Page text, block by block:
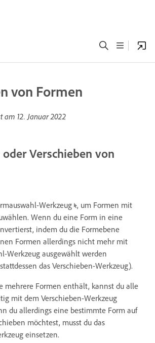
von Formen
am 12. Januar 2022
Verschieben von
Werkzeug , um Formen mit
Wenn du eine Form in eine
indem du die Formebene
Formen allerdings nicht mehr mit
Werkzeug ausgewählt werden
das Verschieben-Werkzeug).
mehrere Formen enthält, kannst du alle
mit dem Verschieben-Werkzeug
du allerdings eine bestimmte Form auf
möchtest, musst du das
einsetzen.